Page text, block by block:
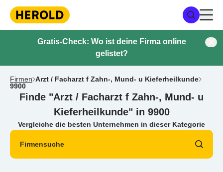
Gratis-Check: Wo ist deine Firma online
gelistet?
Firmen Arzt / Facharzt f Zahn-, Mund- u Kieferheilkunde
9900
Finde "Arzt / Facharzt f Zahn-, Mund- u
Kieferheilkunde" in 9900
Vergleiche die besten Unternehmen in dieser Kategorie
Firmensuche